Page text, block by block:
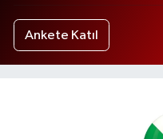
Ankete Katıl